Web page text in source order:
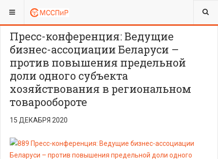
ВЫ ЗДЕСЬ:
Пресс-конференция: Ведущие
бизнес-ассоциации Беларуси –
против повышения предельной
доли одного субъекта
хозяйствования в региональном
товарообороте
15 ДЕКАБРЯ 2020